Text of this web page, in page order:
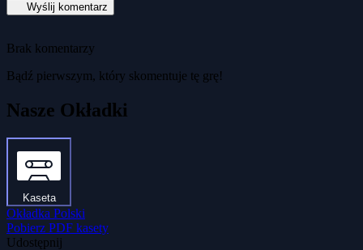
Wyślij komentarz
Brak komentarzy
Bądź pierwszym, który skomentuje tę grę!
Nasze Okładki
Kaseta
Okładka Polski
Pobierz PDF kasety
Udostępnij